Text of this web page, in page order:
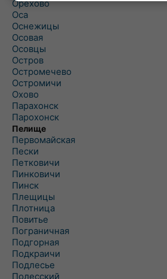
Орехово
Оса
Оснежицы
Осовая
Осовцы
Остров
Остромечево
Остромичи
Охово
Парахонск
Парохонск
Пелище
Первомайская
Пески
Петковичи
Пинковичи
Пинск
Плещицы
Плотница
Повитье
Пограничная
Подгорная
Подкраичи
Подлесье
Полесский